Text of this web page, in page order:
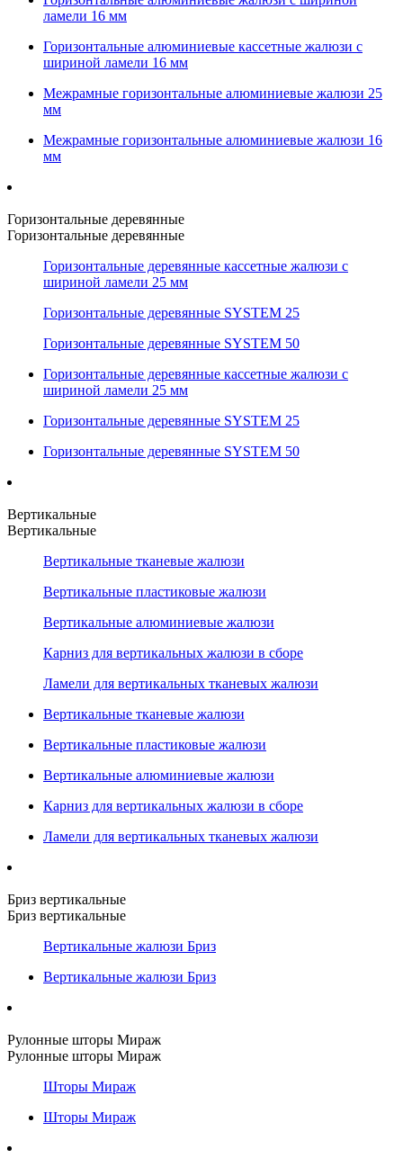
ламели 16 мм
Горизонтальные алюминиевые кассетные жалюзи с
шириной ламели 16 мм
Межрамные горизонтальные алюминиевые жалюзи 25
мм
Межрамные горизонтальные алюминиевые жалюзи 16
мм
Горизонтальные деревянные
Горизонтальные деревянные
Горизонтальные деревянные кассетные жалюзи с
шириной ламели 25 мм
Горизонтальные деревянные SYSTEM 25
Горизонтальные деревянные SYSTEM 50
Горизонтальные деревянные кассетные жалюзи с
шириной ламели 25 мм
Горизонтальные деревянные SYSTEM 25
Горизонтальные деревянные SYSTEM 50
Вертикальные
Вертикальные
Вертикальные тканевые жалюзи
Вертикальные пластиковые жалюзи
Вертикальные алюминиевые жалюзи
Карниз для вертикальных жалюзи в сборе
Ламели для вертикальных тканевых жалюзи
Вертикальные тканевые жалюзи
Вертикальные пластиковые жалюзи
Вертикальные алюминиевые жалюзи
Карниз для вертикальных жалюзи в сборе
Ламели для вертикальных тканевых жалюзи
Бриз вертикальные
Бриз вертикальные
Вертикальные жалюзи Бриз
Вертикальные жалюзи Бриз
Рулонные шторы Мираж
Рулонные шторы Мираж
Шторы Мираж
Шторы Мираж